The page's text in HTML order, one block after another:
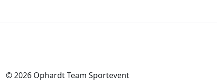
© 2026 Ophardt Team Sportevent